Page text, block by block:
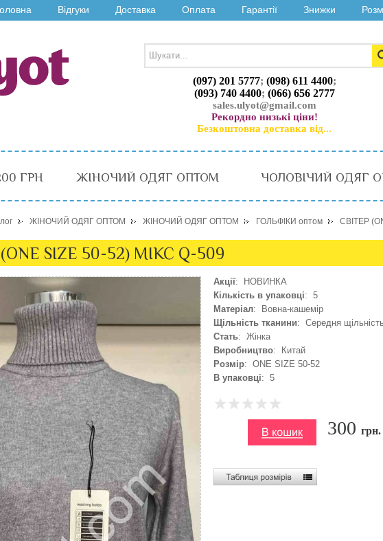
Відгуки Доставка Оплата Гарантії Знижки
(097) 201 5777; (098) 611 4400;
(093) 740 4400; (066) 656 2777
sales.ulyot@gmail.com
Рекордно низькі ціни!
Безкоштовна доставка від...
ГРН ЖІНОЧИЙ ОДЯГ ОПТОМ ЧОЛОВІЧИЙ ОДЯГ
ЖІНОЧИЙ ОДЯГ ОПТОМ ЖІНОЧИЙ ОДЯГ ОПТОМ ГОЛЬФІКИ оптом СВІТЕР
SIZE 50-52) МІКС Q-509
Акції: НОВИНКА
Кількість в упаковці: 5
Матеріал: Вовна-кашемір
Щільність тканини: Середня щільність
Стать: Жінка
Виробництво: Китай
Розмір: ONE SIZE 50-52
В упаковці: 5
300 грн.